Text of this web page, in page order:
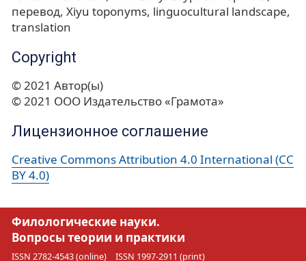
перевод Xiyu toponyms linguocultural landscape
translation
Copyright
© 2021 Автор(ы)
© 2021 ООО Издательство «Грамота»
Лицензионное соглашение
Creative Commons Attribution 4.0 International (CC
BY 4.0)
Филологические науки.
Вопросы теории и практики
ISSN 2782-4543 (online) ISSN 1997-2911 (print)